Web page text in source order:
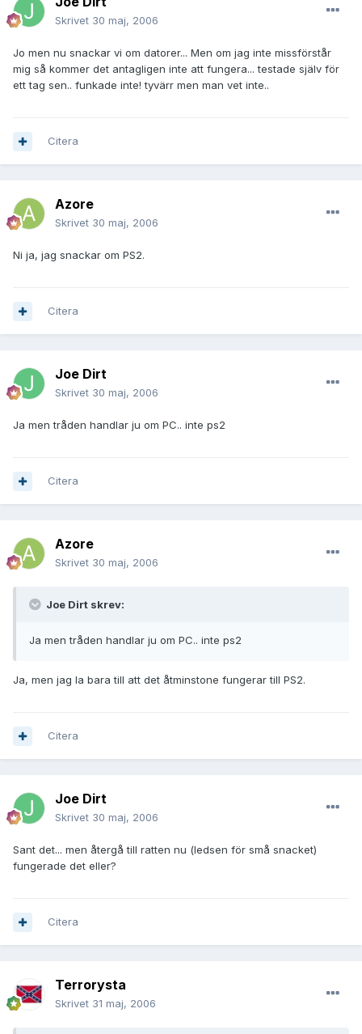
Skrivet 30 maj, 2006
Jo men nu snackar vi om datorer... Men om jag inte missförstår
mig så kommer det antagligen inte att fungera... testade själv för
ett tag sen.. funkade inte! tyvärr men man vet inte..
Citera
Azore
Skrivet 30 maj, 2006
Ni ja, jag snackar om PS2.
Citera
Joe Dirt
Skrivet 30 maj, 2006
Ja men tråden handlar ju om PC.. inte ps2
Citera
Azore
Skrivet 30 maj, 2006
Joe Dirt skrev:
Ja men tråden handlar ju om PC.. inte ps2
Ja, men jag la bara till att det åtminstone fungerar till PS2.
Citera
Joe Dirt
Skrivet 30 maj, 2006
Sant det... men återgå till ratten nu (ledsen för små snacket)
fungerade det eller?
Citera
Terrorysta
Skrivet 31 maj, 2006